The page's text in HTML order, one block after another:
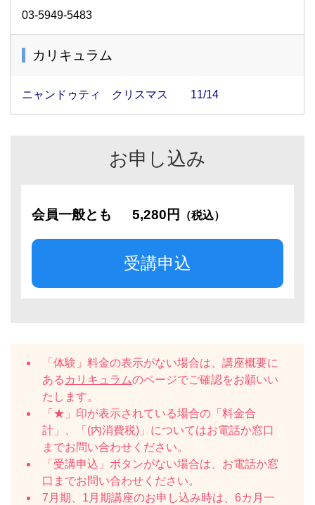
03-5949-5483
カリキュラム
ニャンドゥティ クリスマス 11/14
お申し込み
会員一般とも 5,280円 （税込）
受講申込
「体験」料金の表示がない場合は、講座概要に
ある カリキュラムのページでご確認をお願いい
たします。
「★」印が表示されている場合の「料金合
計」、「(内消費税)」についてはお電話か窓口
までお問い合わせください。
「受講申込」ボタンがない場合は、お電話か窓
口までお問い合わせください。
7月期、1月期講座のお申し込み時は、6カ月一